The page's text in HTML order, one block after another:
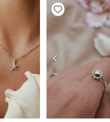
Add wishlist